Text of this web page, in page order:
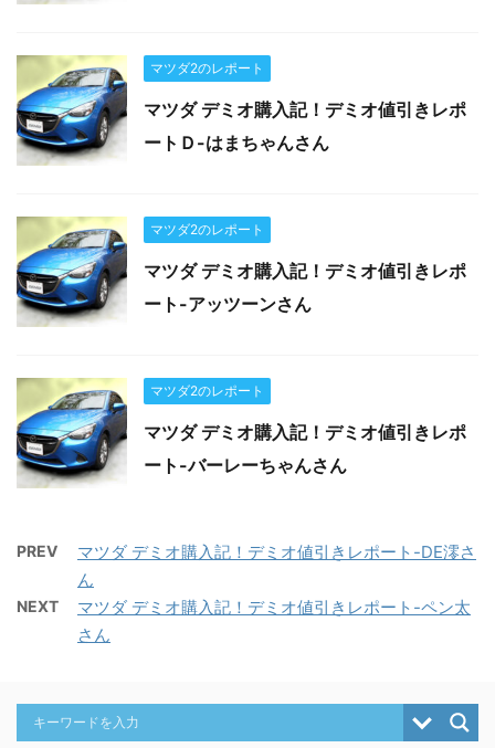
マツダ2のレポート
マツダ デミオ購入記！デミオ値引きレポ
ートＤ-はまちゃんさん
マツダ2のレポート
マツダ デミオ購入記！デミオ値引きレポ
ート-アッツーンさん
マツダ2のレポート
マツダ デミオ購入記！デミオ値引きレポ
ート-バーレーちゃんさん
PREV
マツダ デミオ購入記！デミオ値引きレポート-DE澪さ
ん
NEXT
マツダ デミオ購入記！デミオ値引きレポート-ペン太
さん